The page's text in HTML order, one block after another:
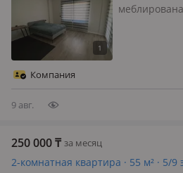
Компания
9 авг.
250 000₸ за месяц
2-комнатная квартира · 55 м² · 5/9